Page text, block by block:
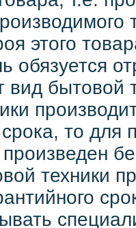
этого
обязуется
вид бытовой
то для
техники